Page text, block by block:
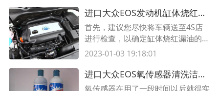
的空
如果排气系统没有问题，建议检查发
动机的进气系统，特别是节气门，查
看节气门是否运转正常，如果有问
题，需要及时更换节气门。
进口大众EOS发动机缸体烧红漏油,发动机缸体漏油处理措施
首先，建议您尽快将车辆送至4S店
进行检查，以确定缸体烧红漏油的原
因。缸体烧红漏油可能是由于发动机
损、活塞封头螺栓松动等原因导致
的。发动机漏油可能是由于发动机活
2023-01-03 19:18:01
进口大众EOS氧传感器清洗洁厕灵,一般多少公里清洗氧传感器
氧传感器在用了一段时间以后就得实